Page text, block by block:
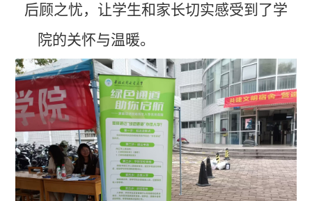
后顾之忧，让学生和家长切实感受到了学
院的关怀与温暖。